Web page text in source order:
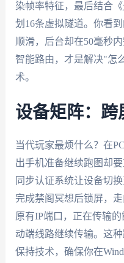
染帧率特征，最后结合
划16条虚拟隧道。你看
顺滑，后台却在50毫秒
智能路由，才是解决"怎
术。
设备矩阵：跨
当代玩家最烦什么？在
出手机准备继续跑图却
同步认证系统让设备切
完成禁阁冥想后锁屏，
原有IP端口，正在传输
动端线路继续传输。这
保持技术，确保你在